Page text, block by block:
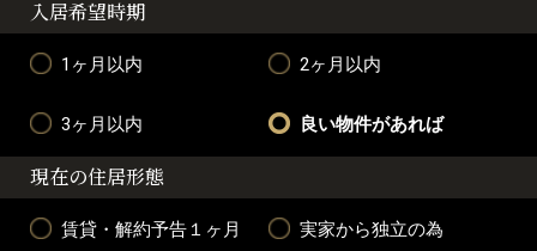
入居希望時期
1ヶ月以内 2ヶ月以内
3ヶ月以内 良い物件があれば
現在の住居形態
賃貸・解約予告１ヶ月 実家から独立の為